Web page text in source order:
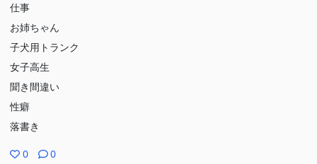
仕事
お姉ちゃん
子犬用トランク
女子高生
聞き間違い
性癖
落書き
0 0